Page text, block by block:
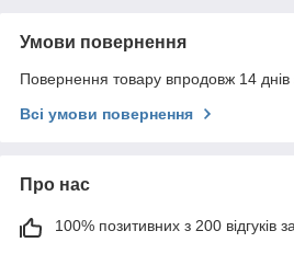
Умови повернення
Повернення товару впродовж 14 днів
Всі умови повернення
Про нас
100% позитивних з 200 відгуків